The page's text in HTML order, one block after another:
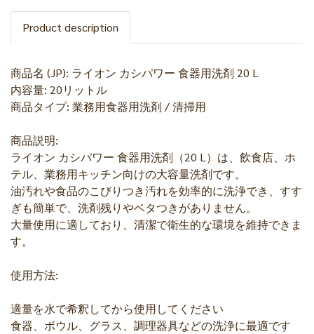
Product description
商品名 (JP): ライオン カシパワー 食器用洗剤 20 L
内容量: 20リットル
商品タイプ: 業務用食器用洗剤 / 清掃用
商品説明:
ライオン カシパワー 食器用洗剤（20 L）は、飲食店、ホ
テル、業務用キッチン向けの大容量洗剤です。
油汚れや食品のこびりつき汚れを効率的に洗浄でき、すす
ぎも簡単で、洗剤残りやベタつきがありません。
大量使用に適しており、清潔で衛生的な環境を維持できま
す。
使用方法:
適量を水で希釈してから使用してください
食器、ボウル、グラス、調理器具などの洗浄に最適です